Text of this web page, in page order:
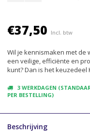
€37,50 Incl. btw
Wil je kennismaken met de
een veilige, efficiënte en
kunt? Dan is het keuzedeel
3 WERKDAGEN
PER BESTELLING)
Beschrijving